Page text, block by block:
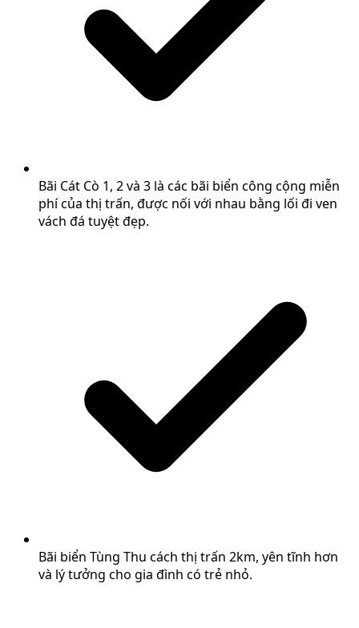
Bãi Cát Cò 1, 2 và 3 là các bãi biển công cộng miễn
phí của thị trấn, được nối với nhau bằng lối đi ven
vách đá tuyệt đẹp.
Bãi biển Tùng Thu cách thị trấn 2km, yên tĩnh hơn
và lý tưởng cho gia đình có trẻ nhỏ.